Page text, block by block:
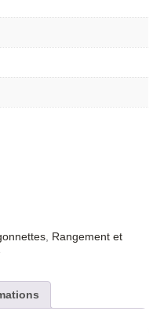
, Rangement et